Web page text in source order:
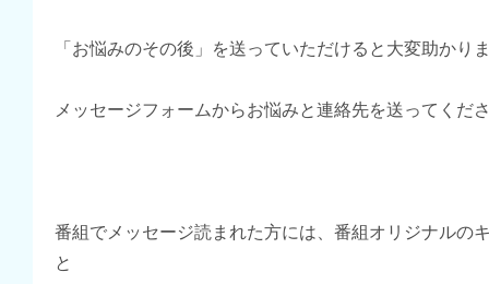
「お悩みのその後」を送っていただけると大変助かり
メッセージフォームからお悩みと連絡先を送ってくだ
番組でメッセージ読まれた方には、番組オリジナルの
と